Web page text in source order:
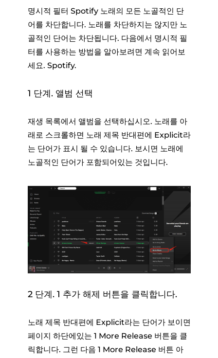
명시적 필터 Spotify 노래의 모든 노골적인 단
어를 차단합니다. 노래를 차단하지는 않지만 노
골적인 단어는 차단됩니다. 다음에서 명시적 필
터를 사용하는 방법을 알아보려면 계속 읽어보
세요. Spotify.
1 단계. 앨범 선택
재생 목록에서 앨범을 선택하십시오. 노래를 아
래로 스크롤하면 노래 제목 반대편에 Explicit라
는 단어가 표시 될 수 있습니다. 보시면 노래에
노골적인 단어가 포함되어있는 것입니다.
2 단계. 1 추가 해제 버튼을 클릭합니다.
노래 제목 반대편에 Explicit라는 단어가 보이면
페이지 하단에있는 1 More Release 버튼을 클
릭합니다. 그런 다음 1 More Release 버튼 아